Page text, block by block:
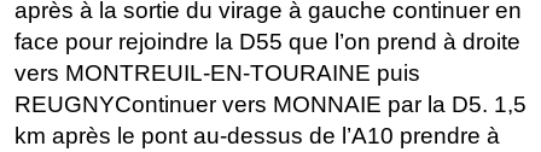
après à la sortie du virage à gauche continuer en
face pour rejoindre la D55 que l’on prend à droite
vers MONTREUIL-EN-TOURAINE puis
REUGNYContinuer vers MONNAIE par la D5. 1,5
km après le pont au-dessus de l’A10 prendre à